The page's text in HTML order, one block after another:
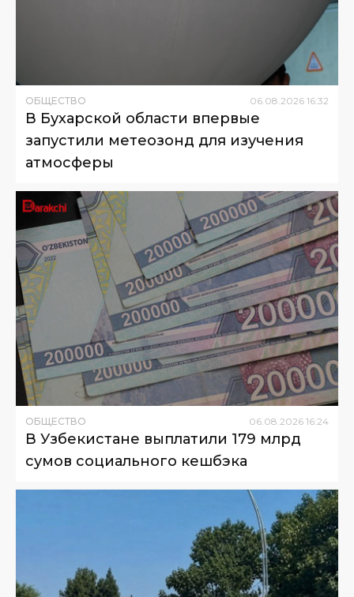
ОБЩЕСТВО 06 08 2026 16:32
В Бухарской области впервые
запустили метеозонд для изучения
атмосферы
ОБЩЕСТВО 06.08.2026 16:24
В Узбекистане выплатили 179 млрд
сумов социального кешбэка